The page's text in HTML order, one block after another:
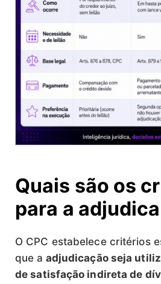
Quais são os
para a
O CPC estabelece critérios
que a adjudicação seja
de satisfação indireta de